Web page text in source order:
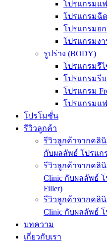
โปรแกรมแ
โปรแกรมฉี
โปรแกรมย
โปรแกรมงา
รูปร่าง (BODY)
โปรแกรมรี
โปรแกรมรี
โปรแกรม
โปรแกรมแ
โปรโมชั่น
รีวิวลูกค้า
รีวิวลูกค้าจากคลินิ
กับผลลัพธ์ โปรแก
รีวิวลูกค้าจากคลินิ
Clinic กับผลลัพธ์ โ
Filler)
รีวิวลูกค้าจากคลินิ
Clinic กับผลลัพธ์
บทความ
เกี่ยวกับเรา